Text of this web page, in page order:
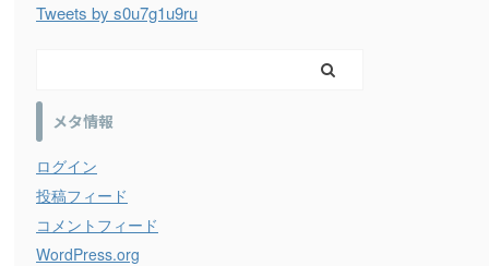
Tweets by s0u7g1u9ru
メタ情報
ログイン
投稿フィード
コメントフィード
WordPress.org